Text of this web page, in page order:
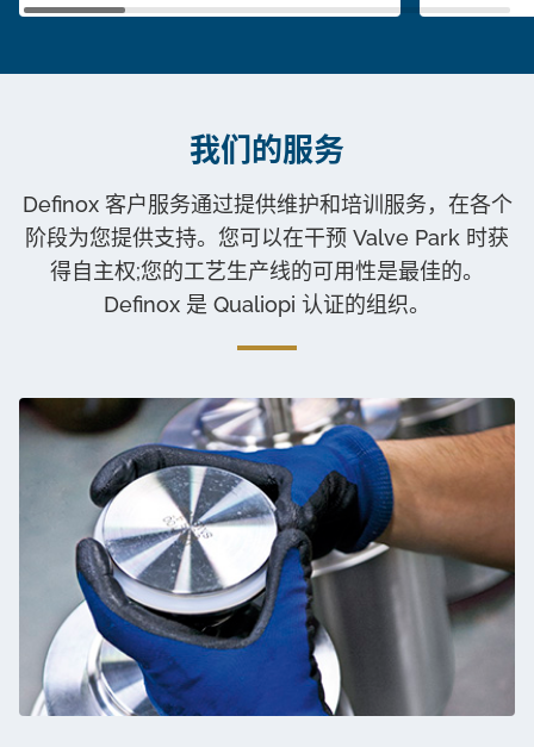
我们的服务
Definox 客户服务通过提供维护和培训服务，在各个
阶段为您提供支持。您可以在干预 Valve Park 时获
得自主权;您的工艺生产线的可用性是最佳的。
Definox 是 Qualiopi 认证的组织。